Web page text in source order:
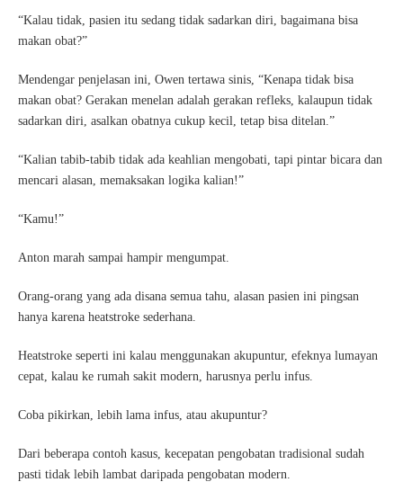
“Kalau tidak, pasien itu sedang tidak sadarkan diri, bagaimana bisa
makan obat?”
Mendengar penjelasan ini, Owen tertawa sinis, “Kenapa tidak bisa
makan obat? Gerakan menelan adalah gerakan refleks, kalaupun tidak
sadarkan diri, asalkan obatnya cukup kecil, tetap bisa ditelan.”
“Kalian tabib-tabib tidak ada keahlian mengobati, tapi pintar bicara dan
mencari alasan, memaksakan logika kalian!”
“Kamu!”
Anton marah sampai hampir mengumpat.
Orang-orang yang ada disana semua tahu, alasan pasien ini pingsan
hanya karena heatstroke sederhana.
Heatstroke seperti ini kalau menggunakan akupuntur, efeknya lumayan
cepat, kalau ke rumah sakit modern, harusnya perlu infus.
Coba pikirkan, lebih lama infus, atau akupuntur?
Dari beberapa contoh kasus, kecepatan pengobatan tradisional sudah
pasti tidak lebih lambat daripada pengobatan modern.